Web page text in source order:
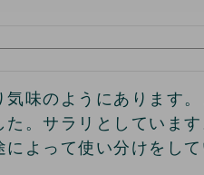
気味のようにあります
た。サラリとしていま
によって使い分けをして